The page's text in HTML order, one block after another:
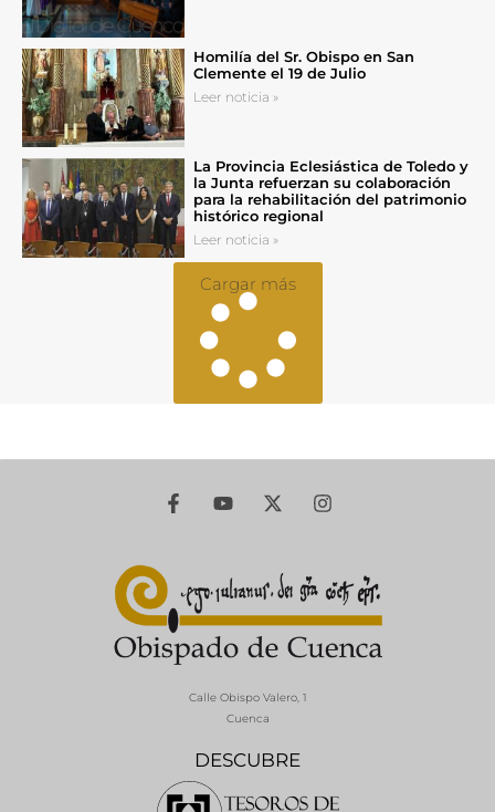
Homilía del Sr. Obispo en San
Clemente el 19 de Julio
Leer noticia »
La Provincia Eclesiástica de Toledo y
la Junta refuerzan su colaboración
para la rehabilitación del patrimonio
histórico regional
Leer noticia »
Cargar más
DESCUBRE
Calle Obispo Valero, 1
Cuenca